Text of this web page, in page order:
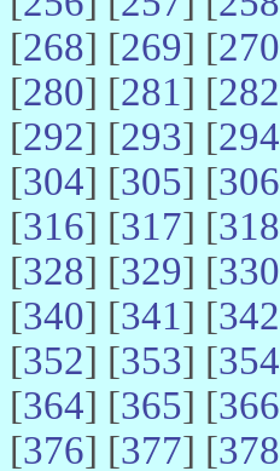
[268] [269] [270
[280] [281] [282
[292] [293] [294
[304] [305] [306
[316] [317] [318
[328] [329] [330
[340] [341] [342
[352] [353] [354
[364] [365] [366
[376] [377] [378